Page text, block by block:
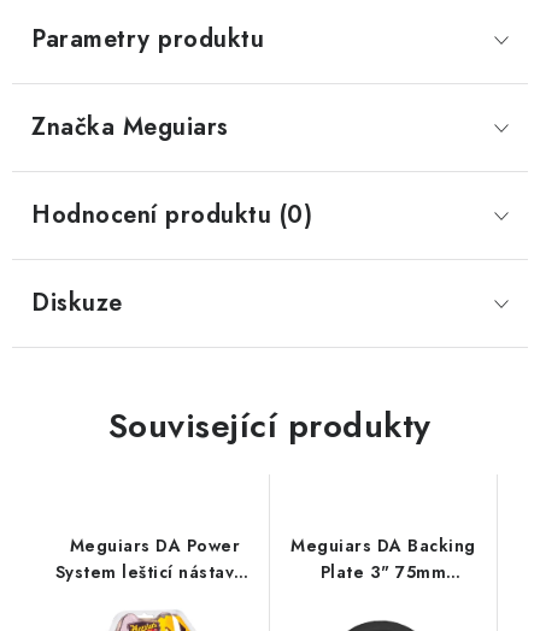
Parametry produktu
Značka Meguiars
Hodnocení produktu (0)
Diskuze
Související produkty
Meguiars DA Power
System lešticí nástavec
Meguiars DA Backing
Plate 3" 75mm
na DA leštičku